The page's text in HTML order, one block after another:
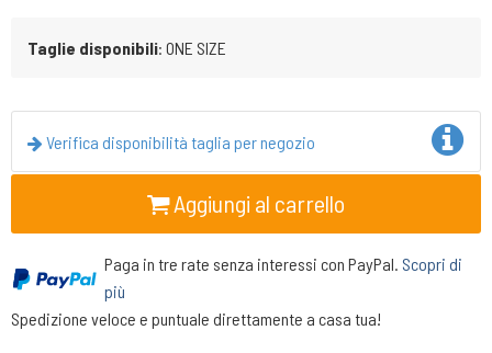
Taglie disponibili: ONE SIZE
Verifica disponibilità taglia per negozio
Aggiungi al carrello
Paga in tre rate senza interessi con PayPal. Scopri di
più
Spedizione veloce e puntuale direttamente a casa tua!